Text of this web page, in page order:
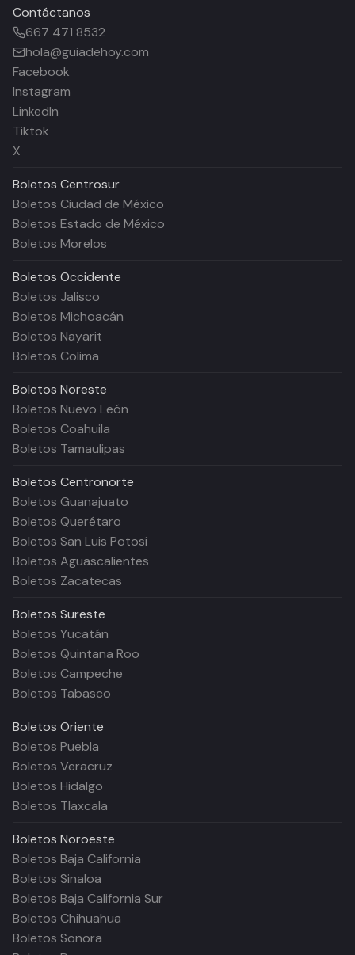
Contáctanos
667 471 8532
hola@guiadehoy.com
Facebook
Instagram
LinkedIn
Tiktok
X
Boletos Centrosur
Boletos Ciudad de México
Boletos Estado de México
Boletos Morelos
Boletos Occidente
Boletos Jalisco
Boletos Michoacán
Boletos Nayarit
Boletos Colima
Boletos Noreste
Boletos Nuevo León
Boletos Coahuila
Boletos Tamaulipas
Boletos Centronorte
Boletos Guanajuato
Boletos Querétaro
Boletos San Luis Potosí
Boletos Aguascalientes
Boletos Zacatecas
Boletos Sureste
Boletos Yucatán
Boletos Quintana Roo
Boletos Campeche
Boletos Tabasco
Boletos Oriente
Boletos Puebla
Boletos Veracruz
Boletos Hidalgo
Boletos Tlaxcala
Boletos Noroeste
Boletos Baja California
Boletos Sinaloa
Boletos Baja California Sur
Boletos Chihuahua
Boletos Sonora